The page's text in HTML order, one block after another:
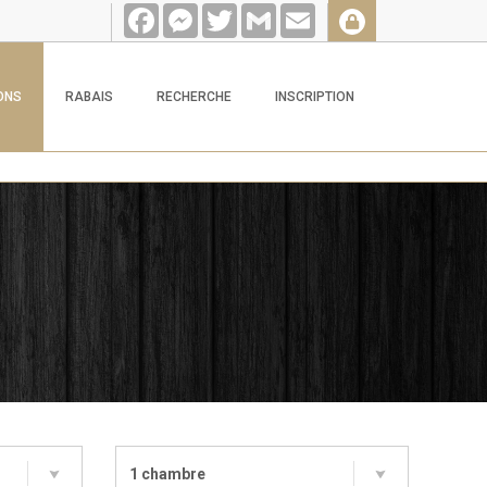
FacebookMessenger
TwitterGmail Email
RABAIS RECHERCHE INSCRIPTION
1 chambre